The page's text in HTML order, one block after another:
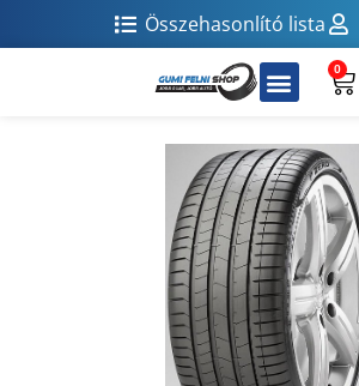
Összehasonlító lista
0